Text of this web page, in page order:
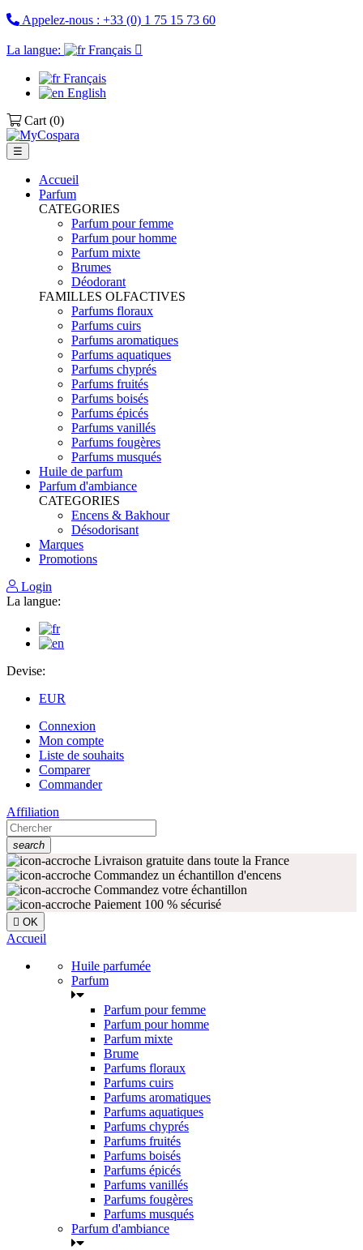
Appelez-nous : +33 (0) 1 75 15 73 60
La langue: Français 
Français
English
Cart (0)
Basculer
la
navigation
☰
Accueil
Parfum
CATEGORIES
Parfum pour femme
Parfum pour homme
Parfum mixte
Brumes
Déodorant
FAMILLES OLFACTIVES
Parfums floraux
Parfums cuirs
Parfums aromatiques
Parfums aquatiques
Parfums chyprés
Parfums fruités
Parfums boisés
Parfums épicés
Parfums vanillés
Parfums fougères
Parfums musqués
Huile de parfum
Parfum d'ambiance
CATEGORIES
Encens & Bakhour
Désodorisant
Marques
Promotions
Login
La langue:
Devise:
EUR
Connexion
Mon compte
Liste de souhaits
Comparer
Commander
Affiliation
search
Livraison gratuite dans toute la France
Commandez un échantillon d'encens
Commandez votre échantillon
Paiement 100 % sécurisé
 OK
Accueil
Huile parfumée
Parfum
Parfum pour femme
Parfum pour homme
Parfum mixte
Brume
Parfums floraux
Parfums cuirs
Parfums aromatiques
Parfums aquatiques
Parfums chyprés
Parfums fruités
Parfums boisés
Parfums épicés
Parfums vanillés
Parfums fougères
Parfums musqués
Parfum d'ambiance